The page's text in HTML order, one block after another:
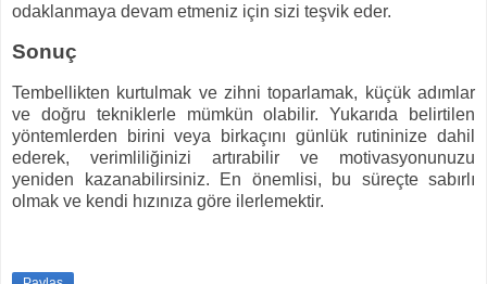
odaklanmaya devam etmeniz için sizi teşvik eder.
Sonuç
Tembellikten kurtulmak ve zihni toparlamak, küçük adımlar
ve doğru tekniklerle mümkün olabilir. Yukarıda belirtilen
yöntemlerden birini veya birkaçını günlük rutininize dahil
ederek, verimliliğinizi artırabilir ve motivasyonunuzu
yeniden kazanabilirsiniz. En önemlisi, bu süreçte sabırlı
olmak ve kendi hızınıza göre ilerlemektir.